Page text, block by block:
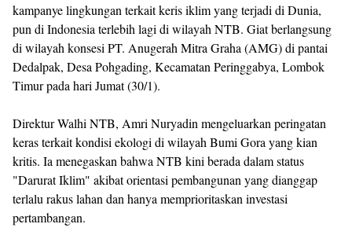
kampanye lingkungan terkait keris iklim yang terjadi di Dunia,
pun di Indonesia terlebih lagi di wilayah NTB. Giat berlangsung
di wilayah konsesi PT. Anugerah Mitra Graha (AMG) di pantai
Dedalpak, Desa Pohgading, Kecamatan Peringgabya, Lombok
Timur pada hari Jumat (30/1).
Direktur Walhi NTB, Amri Nuryadin mengeluarkan peringatan
keras terkait kondisi ekologi di wilayah Bumi Gora yang kian
kritis. Ia menegaskan bahwa NTB kini berada dalam status
"Darurat Iklim" akibat orientasi pembangunan yang dianggap
terlalu rakus lahan dan hanya memprioritaskan investasi
pertambangan.